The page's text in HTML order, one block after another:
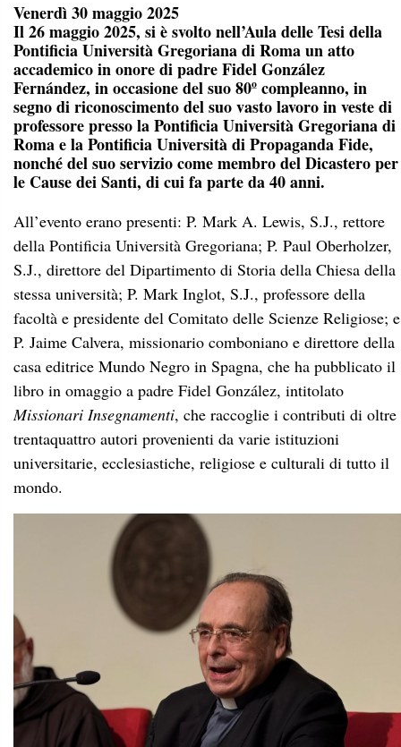
Venerdì 30 maggio 2025
Il 26 maggio 2025, si è svolto nell’Aula delle Tesi della
Pontificia Università Gregoriana di Roma un atto
accademico in onore di padre Fidel González
Fernández, in occasione del suo 80º compleanno, in
segno di riconoscimento del suo vasto lavoro in veste di
professore presso la Pontificia Università Gregoriana di
Roma e la Pontificia Università di Propaganda Fide,
nonché del suo servizio come membro del Dicastero per
le Cause dei Santi, di cui fa parte da 40 anni.
All’evento erano presenti: P. Mark A. Lewis, S.J., rettore
della Pontificia Università Gregoriana; P. Paul Oberholzer,
S.J., direttore del Dipartimento di Storia della Chiesa della
stessa università; P. Mark Inglot, S.J., professore della
facoltà e presidente del Comitato delle Scienze Religiose; e
P. Jaime Calvera, missionario comboniano e direttore della
casa editrice Mundo Negro in Spagna, che ha pubblicato il
libro in omaggio a padre Fidel González, intitolato
Missionari Insegnamenti, che raccoglie i contributi di oltre
trentaquattro autori provenienti da varie istituzioni
universitarie, ecclesiastiche, religiose e culturali di tutto il
mondo.